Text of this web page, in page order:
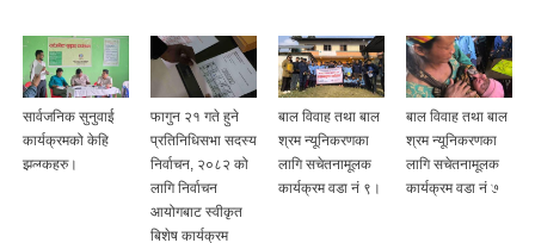
फागुन २१ गते हुने
प्रतिनिधिसभा सदस्य
निर्वाचन, २०८२ को
बाल विवाह तथा बाल
श्रम न्यूनिकरणका
लागि सचेतनामूलक
कार्यक्रम वडा नं ९।
बाल विवाह तथा बाल
श्रम न्यूनिकरणका
लागि सचेतनामूलक
कार्यक्रम वडा नं ७
सार्वजनिक सुनुवाई
कार्यक्रमको केहि
झलकहरु।